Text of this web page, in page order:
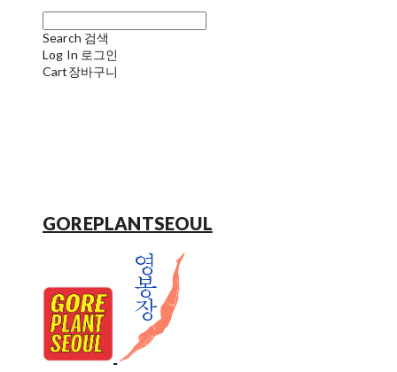
Search 검색
Log In 로그인
Cart장바구니
GOREPLANTSEOUL